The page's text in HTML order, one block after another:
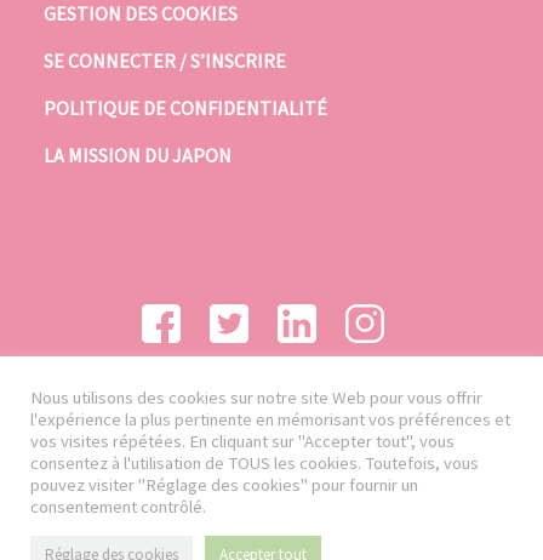
GESTION DES COOKIES
SE CONNECTER / S’INSCRIRE
POLITIQUE DE CONFIDENTIALITÉ
LA MISSION DU JAPON
Nous utilisons des cookies sur notre site Web pour vous offrir
l'expérience la plus pertinente en mémorisant vos préférences et
vos visites répétées. En cliquant sur "Accepter tout", vous
consentez à l'utilisation de TOUS les cookies. Toutefois, vous
pouvez visiter "Réglage des cookies" pour fournir un
consentement contrôlé.
Réglage des cookies Accepter tout